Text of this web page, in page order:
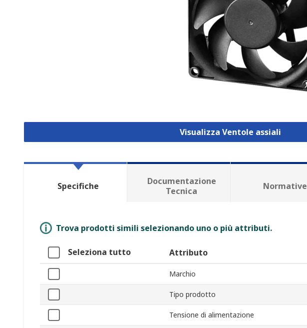
Visualizza Ventole assiali
Specifiche
Documentazione
Tecnica
Normative
Trova prodotti simili selezionando uno o più attributi.
Seleziona tutto Attributo
Marchio
Tipo prodotto
Tensione di alimentazione